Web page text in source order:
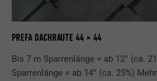
PREFA DACHRAUTE 44 × 44
Bis 7 m Sparrenlänge = ab 12° (ca.
Sparrenlänge = ab 14° (ca. 25%)